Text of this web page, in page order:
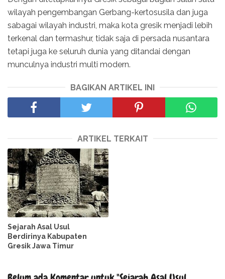
wilayah pengembangan Gerbang-kertosusila dan juga
sabagai wilayah industri, maka kota gresik menjadi lebih
terkenal dan termashur, tidak saja di persada nusantara
tetapi juga ke seluruh dunia yang ditandai dengan
munculnya industri multi modern.
BAGIKAN ARTIKEL INI
ARTIKEL TERKAIT
Sejarah Asal Usul
Berdirinya Kabupaten
Gresik Jawa Timur